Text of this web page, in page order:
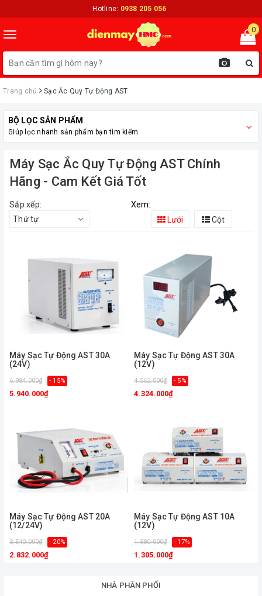
Hotline: 0938 205 056
Toggle
navigation
0
Trang chủ Sạc Ắc Quy Tự Động AST
BỘ LỌC SẢN PHẨM
Giúp lọc nhanh sản phẩm bạn tìm kiếm
Máy Sạc Ắc Quy Tự Động AST Chính
Hãng - Cam Kết Giá Tốt
Sắp xếp:
Thứ tự
Xem:
Lưới
Cột
Máy Sạc Tự Động AST 30A
(24V)
6.984.000₫ - 15%
5.940.000₫
Máy Sạc Tự Động AST 30A
(12V)
4.562.000₫ - 5%
4.324.000₫
Máy Sạc Tự Động AST 20A
(12/24V)
3.540.000₫ - 20%
2.832.000₫
Máy Sạc Tự Động AST 10A
(12V)
1.580.000₫ - 17%
1.305.000₫
NHÀ PHÂN PHỐI